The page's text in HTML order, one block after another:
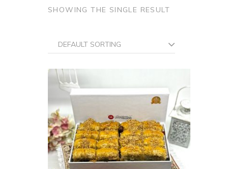
SHOWING THE SINGLE RESULT
DEFAULT SORTING